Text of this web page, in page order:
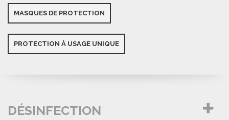
MASQUES DE PROTECTION
PROTECTION À USAGE UNIQUE
DÉSINFECTION